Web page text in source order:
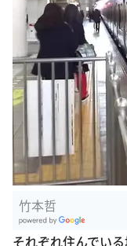
竹本哲
それぞれ住んでい